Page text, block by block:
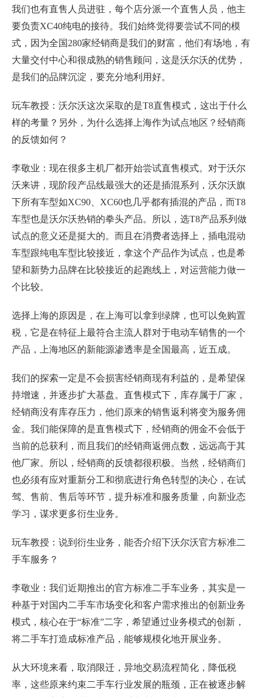
我们也有直售人员进驻，每个店分派一个直售人员，他主
要负责XC40纯电的接待。我们始终觉得要尝试不同的模
式，因为全国280家经销商是我们的财富，他们有场地，有
大量交付中心和很成熟的销售顾问，这是沃尔沃的优势，
是我们的品牌沉淀，要充分地利用好。
玩车教授：沃尔沃这次采取的是T8直售模式，这出于什么
样的考量？另外，为什么选择上海作为试点地区？经销商
的反馈如何？
李敬业：现在很多主机厂都开始尝试直售模式。对于沃尔
沃来讲，现阶段产品线最强大的还是插混系列，沃尔沃旗
下所有车型如XC90、XC60也几乎都有插混的产品，而T8
车型也是沃尔沃热销的拳头产品。所以，选T8产品系列做
试点的意义还是挺大的。而且在消费者选择上，插电混动
车型跟纯电车型比较接近，拿这个产品作为试点，也是希
望和新势力品牌在比较接近的起跑线上，对运营能力做一
个比较。
选择上海的原因是，在上海可以拿到绿牌，也可以免购置
税，它是在特征上最符合主流人群对于电动车销售的一个
产品，上海地区的新能源渗透率是全国最高，近五成。
我们的探索一定是不会损害经销商现有利益的，是希望保
持增速，并逐步扩大基盘。直售模式下，库存属于厂家，
经销商没有库存压力，他们原来的销售返利将变为服务佣
金。我们能保障的是直售模式下，经销商的佣金不会低于
当前的总获利，而且我们的经销商返佣点数，远远高于其
他厂家。所以，经销商的反馈都很积极。当然，经销商们
也必须有应对重新分工和彻底进行角色转型的决心，在试
驾、售前、售后等环节，提升标准和服务质量，向新业态
学习，谋求更多衍生业务。
玩车教授：说到衍生业务，能否介绍下沃尔沃官方标准二
手车服务？
李敬业：我们近期推出的官方标准二手车业务，其实是一
种基于对国内二手车市场变化和客户需求推出的创新业务
模式，核心在于“标准”二字，希望通过业务模式的创新，
将二手车打造成标准产品，能够规模化地开展业务。
从大环境来看，取消限迁，异地交易流程简化，降低税
率，这些原来约束二手车行业发展的瓶颈，正在被逐步解